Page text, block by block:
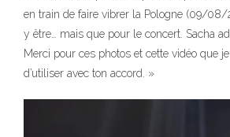
en train de faire vibrer la Pologne (09/08/
y être… mais que pour le concert. Sacha
Merci pour ces photos et cette vidéo que
d’utiliser avec ton accord. »